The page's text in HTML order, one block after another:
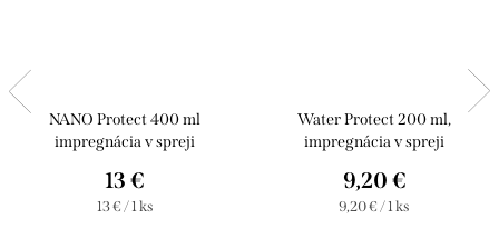
NANO Protect 400 ml
impregnácia v spreji
13 €
Jednotková
13 € / 1 ks
Water Protect 200 ml,
impregnácia v spreji
9,20 €
Jednotková
9,20 € / 1 ks